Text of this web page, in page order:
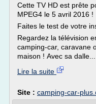
Cette TV HD est prête
MPEG4 le 5 avril 2016 !
Faites le test de votre
Regardez la télévision
camping-car, caravane
maison ! Avec sa dalle...
Lire la suite
Site : camping-car-